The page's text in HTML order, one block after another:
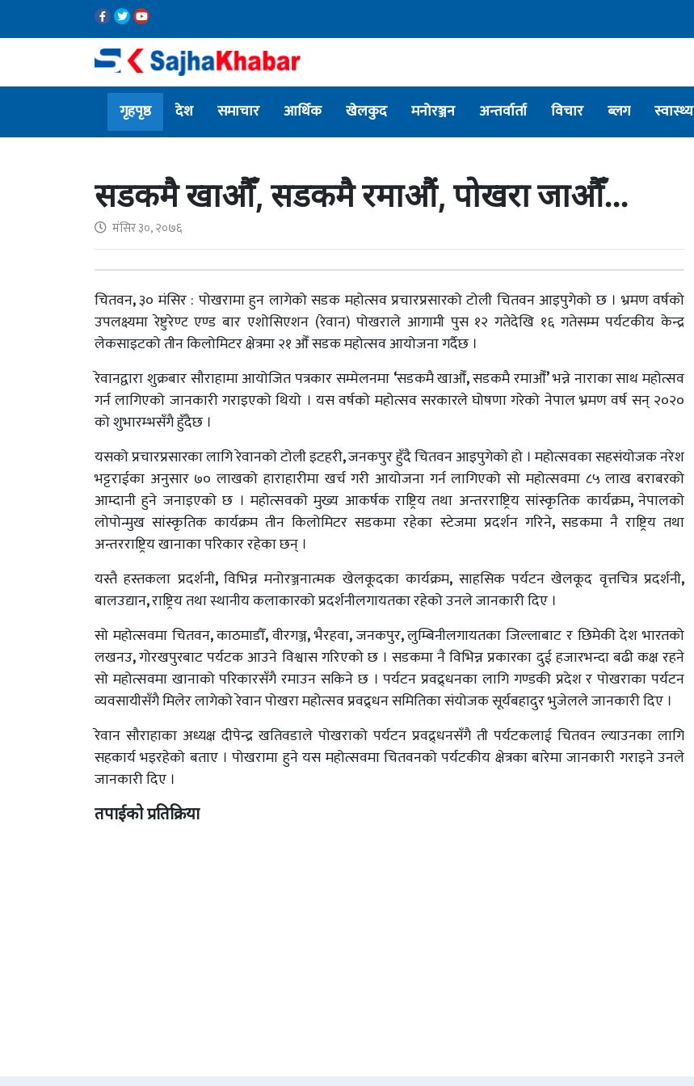
गृहपृष्ठ देश समाचार आर्थिक खेलकुद मनोरञ्जन अन्तर्वार्ता विचार ब्लग स्वास्थ्य
सडकमै खाऔँ, सडकमै रमाऔं, पोखरा जाऔँ…
मंसिर ३०, २०७६
चितवन,३० मंसिर : पोखरामा हुन लागेको सडक महोत्सव प्रचारप्रसारको टोली चितवन आइपुगेको छ । भ्रमण वर्षको
उपलक्ष्यमा रेष्टुरेण्ट एण्ड बार एशोसिएशन (रेवान) पोखराले आगामी पुस १२ गतेदेखि १६ गतेसम्म पर्यटकीय केन्द्र
लेकसाइटको तीन किलोमिटर क्षेत्रमा २१औँ सडक महोत्सव आयोजना गर्दैछ ।
रेवानद्वारा शुक्रबार सौराहामा आयोजित पत्रकार सम्मेलनमा ‘सडकमै खाऔँ,सडकमै रमाऔँ’भन्ने नाराका साथ महोत्सव
गर्न लागिएको जानकारी गराइएको थियो । यस वर्षको महोत्सव सरकारले घोषणा गरेको नेपाल भ्रमण वर्ष सन् २०२०
को शुभारम्भसँगै हुँदैछ ।
यसको प्रचारप्रसारका लागि रेवानको टोली इटहरी,जनकपुर हुँदै चितवन आइपुगेको हो । महोत्सवका सहसंयोजक नरेश
भट्टराईका अनुसार ७० लाखको हाराहारीमा खर्च गरी आयोजना गर्न लागिएको सो महोत्सवमा ८५ लाख बराबरको
आम्दानी हुने जनाइएको छ । महोत्सवको मुख्य आकर्षक राष्ट्रिय तथा अन्तरराष्ट्रिय सांस्कृतिक कार्यक्रम,नेपालको
लोपोन्मुख सांस्कृतिक कार्यक्रम तीन किलोमिटर सडकमा रहेका स्टेजमा प्रदर्शन गरिने, सडकमा नै राष्ट्रिय तथा
अन्तरराष्ट्रिय खानाका परिकार रहेका छन् ।
यस्तै हस्तकला प्रदर्शनी,विभिन्न मनोरञ्जनात्मक खेलकूदका कार्यक्रम, साहसिक पर्यटन खेलकूद वृत्तचित्र प्रदर्शनी,
बालउद्यान,राष्ट्रिय तथा स्थानीय कलाकारको प्रदर्शनीलगायतका रहेको उनले जानकारी दिए ।
सो महोत्सवमा चितवन,काठमाडौँ,वीरगञ्ज,भैरहवा,जनकपुर,लुम्बिनीलगायतका जिल्लाबाट र छिमेकी देश भारतको
लखनउ,गोरखपुरबाट पर्यटक आउने विश्वास गरिएको छ । सडकमा नै विभिन्न प्रकारका दुई हजारभन्दा बढी कक्ष रहने
सो महोत्सवमा खानाको परिकारसँगै रमाउन सकिने छ । पर्यटन प्रवद्र्धनका लागि गण्डकी प्रदेश र पोखराका पर्यटन
व्यवसायीसँगै मिलेर लागेको रेवान पोखरा महोत्सव प्रवद्र्धन समितिका संयोजक सूर्यबहादुर भुजेलले जानकारी दिए ।
रेवान सौराहाका अध्यक्ष दीपेन्द्र खतिवडाले पोखराको पर्यटन प्रवद्र्धनसँगै ती पर्यटकलाई चितवन ल्याउनका लागि
सहकार्य भइरहेको बताए । पोखरामा हुने यस महोत्सवमा चितवनको पर्यटकीय क्षेत्रका बारेमा जानकारी गराइने उनले
जानकारी दिए ।
तपाईको प्रतिक्रिया